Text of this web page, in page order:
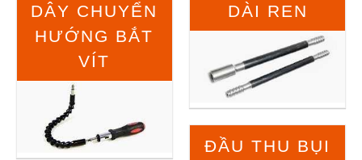
DÂY CHUYỂN
HƯỚNG BẮT
VÍT
DÀI REN
ĐẦU THU BỤI